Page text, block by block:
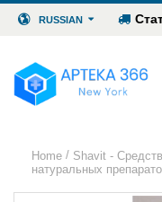
RUSSIAN
Home / Shavit -
натуральных